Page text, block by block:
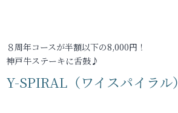
８周年コースが半額以下の8,000円！
神戸牛ステーキに舌鼓♪
Y-SPIRAL（ワイスパイラル）